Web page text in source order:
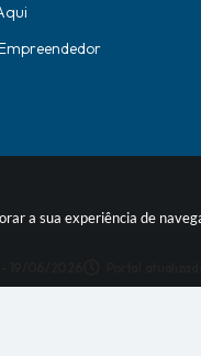
a sua experiência de